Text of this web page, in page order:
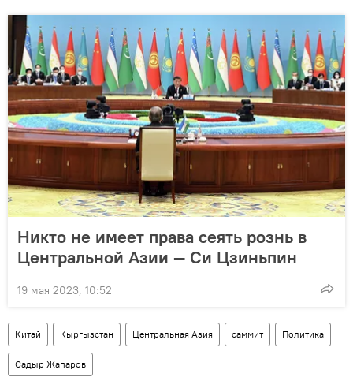
Никто не имеет права сеять рознь в
Центральной Азии — Си Цзиньпин
19 мая 2023, 10:52
Китай Кыргызстан Центральная Азия саммит Политика
Садыр Жапаров